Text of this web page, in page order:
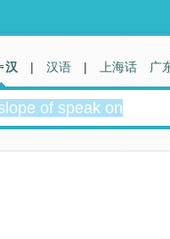
| 汉语 | 上海话 广